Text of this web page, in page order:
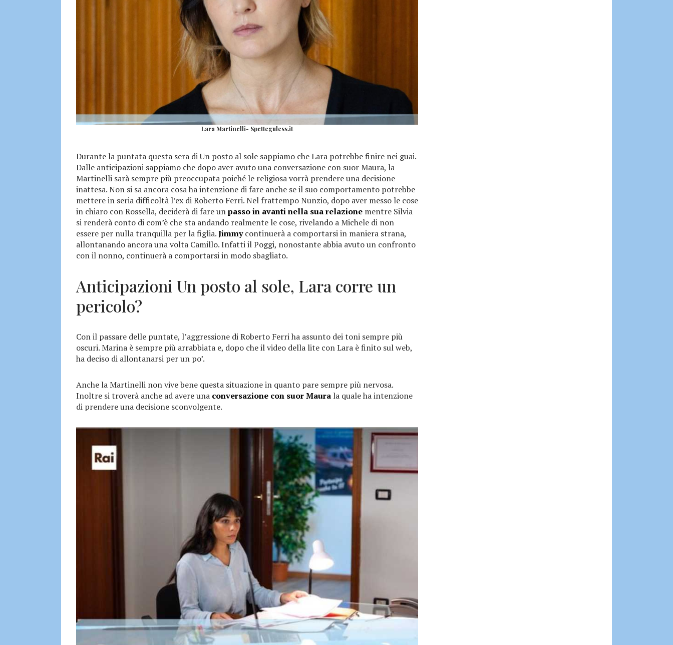
Lara Martinelli- Spetteguless.it
Durante la puntata questa sera di Un posto al sole sappiamo che Lara potrebbe finire nei guai.
Dalle anticipazioni sappiamo che dopo aver avuto una conversazione con suor Maura, la
Martinelli sarà sempre più preoccupata poiché le religiosa vorrà prendere una decisione
inattesa. Non si sa ancora cosa ha intenzione di fare anche se il suo comportamento potrebbe
mettere in seria difficoltà l’ex di Roberto Ferri. Nel frattempo Nunzio, dopo aver messo le cose
in chiaro con Rossella, deciderà di fare unpasso in avanti nella sua relazione mentre Silvia
si renderà conto di com’è che sta andando realmente le cose, rivelando a Michele di non
essere per nulla tranquilla per la figlia.Jimmycontinuerà a comportarsi in maniera strana,
allontanando ancora una volta Camillo. Infatti il Poggi, nonostante abbia avuto un confronto
con il nonno, continuerà a comportarsi in modo sbagliato.
Anticipazioni Un posto al sole, Lara corre un
pericolo?
Con il passare delle puntate, l’aggressione di Roberto Ferri ha assunto dei toni sempre più
oscuri. Marina è sempre più arrabbiata e, dopo che il video della lite con Lara è finito sul web,
ha deciso di allontanarsi per un po’.
Anche la Martinelli non vive bene questa situazione in quanto pare sempre più nervosa.
Inoltre si troverà anche ad avere una conversazione con suor Maura la quale ha intenzione
di prendere una decisione sconvolgente.